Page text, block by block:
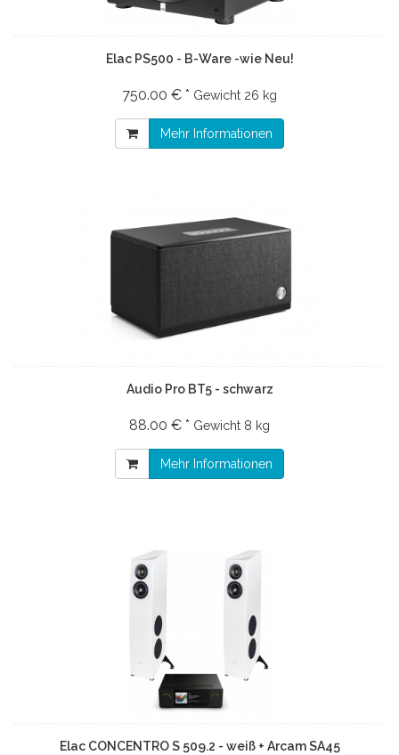
Elac PS500 - B-Ware -wie Neu!
750.00 € * Gewicht 26 kg
Mehr Informationen
Audio Pro BT5 - schwarz
88.00 € * Gewicht 8 kg
Mehr Informationen
Elac CONCENTRO S 509.2 - weiß + Arcam SA45